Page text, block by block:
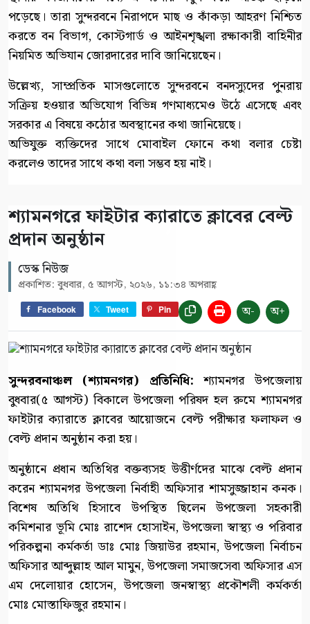
পড়েছে। তারা সুন্দরবনে নিরাপদে মাছ ও কাঁকড়া আহরণ নিশ্চিত
করতে বন বিভাগ, কোস্টগার্ড ও আইনশৃঙ্খলা রক্ষাকারী বাহিনীর
নিয়মিত অভিযান জোরদারের দাবি জানিয়েছেন।
উল্লেখ্য, সাম্প্রতিক মাসগুলোতে সুন্দরবনে বনদস্যুদের পুনরায়
সক্রিয় হওয়ার অভিযোগ বিভিন্ন গণমাধ্যমেও উঠে এসেছে এবং
সরকার এ বিষয়ে কঠোর অবস্থানের কথা জানিয়েছে।
অভিযুক্ত ব্যক্তিদের সাথে মোবাইল ফোনে কথা বলার চেষ্টা
করলেও তাদের সাথে কথা বলা সম্ভব হয় নাই।
শ্যামনগরে ফাইটার ক্যারাতে ক্লাবের বেল্ট
প্রদান অনুষ্ঠান
ডেস্ক নিউজ
প্রকাশিত: বুধবার, ৫ আগস্ট, ২০২৬, ১১:৩৪ অপরাহ্ণ
Facebook Tweet Pin অ- অ+
সুন্দরবনাঞ্চল (শ্যামনগর) প্রতিনিধি: শ্যামনগর উপজেলায়
বুধবার(৫ আগস্ট) বিকালে উপজেলা পরিষদ হল রুমে শ্যামনগর
ফাইটার ক্যারাতে ক্লাবের আয়োজনে বেল্ট পরীক্ষার ফলাফল ও
বেল্ট প্রদান অনুষ্ঠান করা হয়।
অনুষ্ঠানে প্রধান অতিথির বক্তব্যসহ উত্তীর্ণদের মাঝে বেল্ট প্রদান
করেন শ্যামনগর উপজেলা নির্বাহী অফিসার শামসুজ্জাহান কনক।
বিশেষ অতিথি হিসাবে উপস্থিত ছিলেন উপজেলা সহকারী
কমিশনার ভূমি মোঃ রাশেদ হোসাইন, উপজেলা স্বাস্থ্য ও পরিবার
পরিকল্পনা কর্মকর্তা ডাঃ মোঃ জিয়াউর রহমান, উপজেলা নির্বাচন
অফিসার আব্দুল্লাহ আল মামুন, উপজেলা সমাজসেবা অফিসার এস
এম দেলোয়ার হোসেন, উপজেলা জনস্বাস্থ্য প্রকৌশলী কর্মকর্তা
মোঃ মোস্তাফিজুর রহমান।